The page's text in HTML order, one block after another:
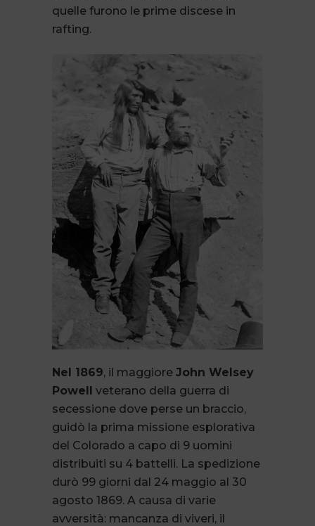
quelle furono le prime discese in
rafting.
Nel 1869, il maggiore John Welsey
Powell veterano della guerra di
secessione dove perse un braccio,
guidò la prima missione esplorativa
del Colorado a capo di 9 uomini
distribuiti su 4 battelli. La spedizione
durò 99 giorni dal 24 maggio al 30
agosto 1869. A causa di varie
avversità: mancanza di viveri, il